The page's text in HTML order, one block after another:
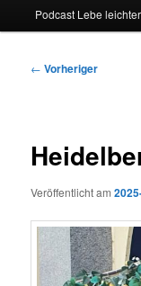
Podcast Lebe leichter
Beitragsnavigation
← Vorheriger
Veröffentlicht am